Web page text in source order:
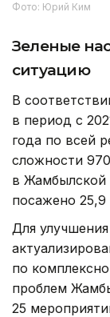
Фото: Юрий Ким
Зеленые
ситуацию
В
в период с
года по всей
сложности
в Жамбылской
посажено
Для
по
проблем
25